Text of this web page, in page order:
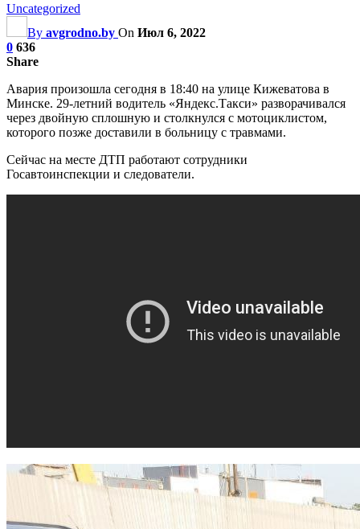
Uncategorized
By avgrodno.by On Июл 6, 2022
0 636
Share
Авария произошла сегодня в 18:40 на улице Кижеватова в
Минске. 29-летний водитель «Яндекс.Такси» разворачивался
через двойную сплошную и столкнулся с мотоциклистом,
которого позже доставили в больницу с травмами.
Сейчас на месте ДТП работают сотрудники
Госавтоинспекции и следователи.